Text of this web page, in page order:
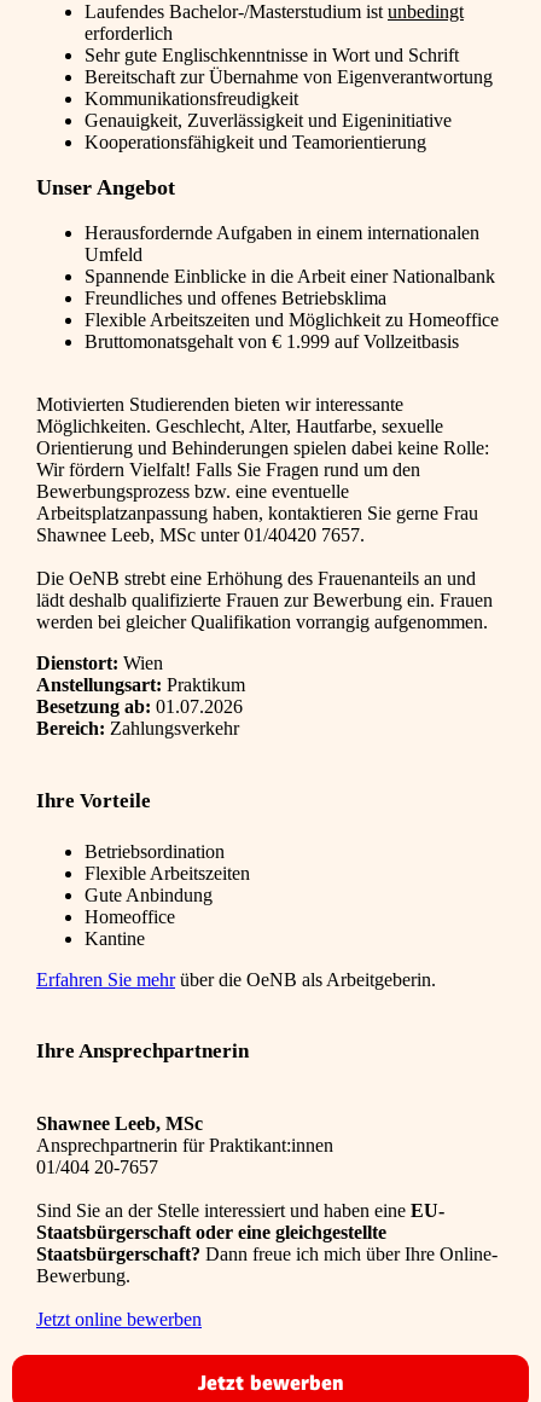
Laufendes Bachelor-/Masterstudium ist unbedingt
erforderlich
Sehr gute Englischkenntnisse in Wort und Schrift
Bereitschaft zur Übernahme von Eigenverantwortung
Kommunikationsfreudigkeit
Genauigkeit, Zuverlässigkeit und Eigeninitiative
Kooperationsfähigkeit und Teamorientierung
Unser Angebot
Herausfordernde Aufgaben in einem internationalen
Umfeld
Spannende Einblicke in die Arbeit einer Nationalbank
Freundliches und offenes Betriebsklima
Flexible Arbeitszeiten und Möglichkeit zu Homeoffice
Bruttomonatsgehalt von € 1.999 auf Vollzeitbasis
Motivierten Studierenden bieten wir interessante
Möglichkeiten. Geschlecht, Alter, Hautfarbe, sexuelle
Orientierung und Behinderungen spielen dabei keine Rolle:
Wir fördern Vielfalt! Falls Sie Fragen rund um den
Bewerbungsprozess bzw. eine eventuelle
Arbeitsplatzanpassung haben, kontaktieren Sie gerne Frau
Shawnee Leeb, MSc unter 01/40420 7657.
Die OeNB strebt eine Erhöhung des Frauenanteils an und
lädt deshalb qualifizierte Frauen zur Bewerbung ein. Frauen
werden bei gleicher Qualifikation vorrangig aufgenommen.
Dienstort: Wien
Anstellungsart: Praktikum
Besetzung ab: 01.07.2026
Bereich: Zahlungsverkehr
Ihre Vorteile
Betriebsordination
Flexible Arbeitszeiten
Gute Anbindung
Homeoffice
Kantine
Erfahren Sie mehrüber die OeNB als Arbeitgeberin.
Ihre Ansprechpartnerin
Shawnee Leeb, MSc
Ansprechpartnerin für Praktikant:innen
01/404 20-7657
Sind Sie an der Stelle interessiert und haben eine EU-
Staatsbürgerschaft oder eine gleichgestellte
Staatsbürgerschaft? Dann freue ich mich über Ihre Online-
Bewerbung.
Jetzt online bewerben
Jetzt bewerben